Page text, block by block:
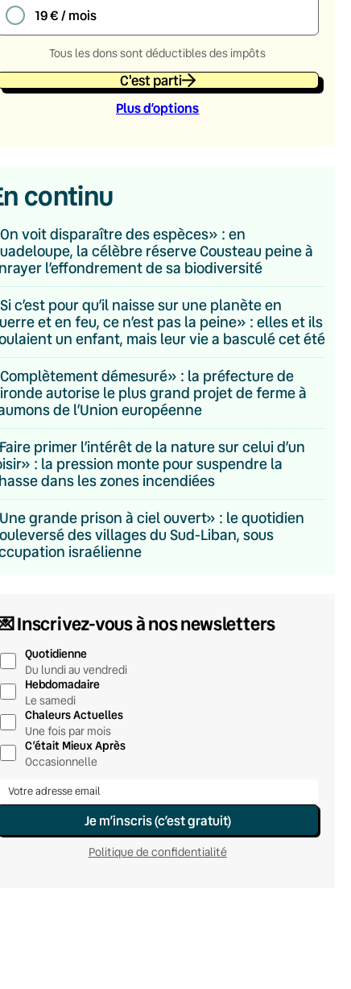
19 € / mois
Tous les dons sont déductibles des impôts
C'est parti
Plus d’options
continu
voit disparaître des espèces» : en
la célèbre réserve Cousteau peine à
l’effondrement de sa biodiversité
c’est pour qu’il naisse sur une planète en
et en feu, ce n’est pas la peine» : elles et ils
un enfant, mais leur vie a basculé cet été
démesuré» : la préfecture de
autorise le plus grand projet de ferme à
de l’Union européenne
primer l’intérêt de la nature sur celui d’un
: la pression monte pour suspendre la
dans les zones incendiées
grande prison à ciel ouvert» : le quotidien
des villages du Sud-Liban, sous
israélienne
Inscrivez-vous à nos newsletters
Quotidienne
Du lundi au vendredi
Hebdomadaire
Le samedi
Chaleurs Actuelles
Une fois par mois
C’était Mieux Après
Occasionnelle
Je m’inscris (c’est gratuit)
Politique de confidentialité